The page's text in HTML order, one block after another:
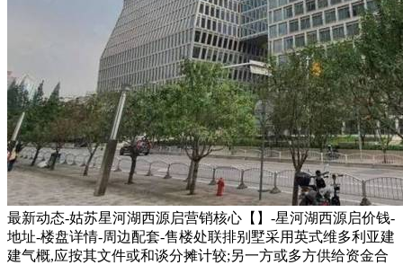
最新动态-姑苏星河湖西源启营销核心【】-星河湖西源启价钱-
地址-楼盘详情-周边配套-售楼处联排别墅采用英式维多利亚建
建气概,应按其文件或和谈分摊计较;另一方或多方供给资金合